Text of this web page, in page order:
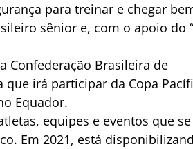
para treinar e chegar
sênior e, com o apoio do
Confederação Brasileira de
que irá participar da Copa
Equador.
equipes e eventos que se
Em 2021, está